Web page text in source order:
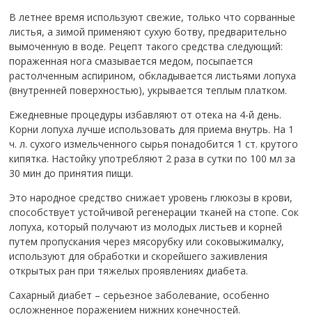
В летнее время используют свежие, только что сорванные
листья, а зимой применяют сухую ботву, предварительно
вымоченную в воде. Рецепт такого средства следующий:
пораженная нога смазывается медом, посыпается
растолченным аспирином, обкладывается листьями лопуха
(внутренней поверхностью), укрывается теплым платком.
Ежедневные процедуры избавляют от отека на 4-й день.
Корни лопуха лучше использовать для приема внутрь. На 1
ч. л. сухого измельченного сырья понадобится 1 ст. крутого
кипятка. Настойку употребляют 2 раза в сутки по 100 мл за
30 мин до принятия пищи.
Это народное средство снижает уровень глюкозы в крови,
способствует устойчивой регенерации тканей на стопе. Сок
лопуха, который получают из молодых листьев и корней
путем пропускания через мясорубку или соковыжималку,
используют для обработки и скорейшего заживления
открытых ран при тяжелых проявлениях диабета.
Сахарный диабет – серьезное заболевание, особенно
осложненное поражением нижних конечностей.